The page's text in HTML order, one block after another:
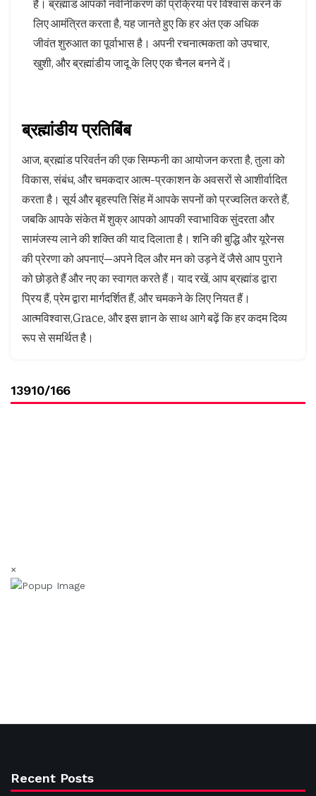
है। ब्रह्मांड आपको नवीनीकरण की प्रक्रिया पर विश्वास करने के
लिए आमंत्रित करता है, यह जानते हुए कि हर अंत एक अधिक
जीवंत शुरुआत का पूर्वाभास है। अपनी रचनात्मकता को उपचार,
खुशी, और ब्रह्मांडीय जादू के लिए एक चैनल बनने दें।
ब्रह्मांडीय प्रतिबिंब
आज, ब्रह्मांड परिवर्तन की एक सिम्फनी का आयोजन करता है, तुला को
विकास, संबंध, और चमकदार आत्म-प्रकाशन के अवसरों से आशीर्वादित
करता है। सूर्य और बृहस्पति सिंह में आपके सपनों को प्रज्वलित करते हैं,
जबकि आपके संकेत में शुक्र आपको आपकी स्वाभाविक सुंदरता और
सामंजस्य लाने की शक्ति की याद दिलाता है। शनि की बुद्धि और यूरेनस
की प्रेरणा को अपनाएं—अपने दिल और मन को उड़ने दें जैसे आप पुराने
को छोड़ते हैं और नए का स्वागत करते हैं। याद रखें, आप ब्रह्मांड द्वारा
प्रिय हैं, प्रेम द्वारा मार्गदर्शित हैं, और चमकने के लिए नियत हैं।
आत्मविश्वास,Grace, और इस ज्ञान के साथ आगे बढ़ें कि हर कदम दिव्य
रूप से समर्थित है।
13910/166
×
Recent Posts